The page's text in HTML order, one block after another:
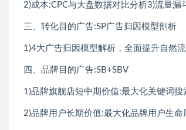
2)成本:CPC与大盘数据对比分析3)流量漏
三、转化目的广告:SP广告归因模型剖析
1)4大广告归因模型解析，全面提升自然
四、品牌目的广告:SB+SBV
1)品牌旗舰店短中期价值:最大化关键词搜
2)品牌用户长期价值:最大化品牌用户生